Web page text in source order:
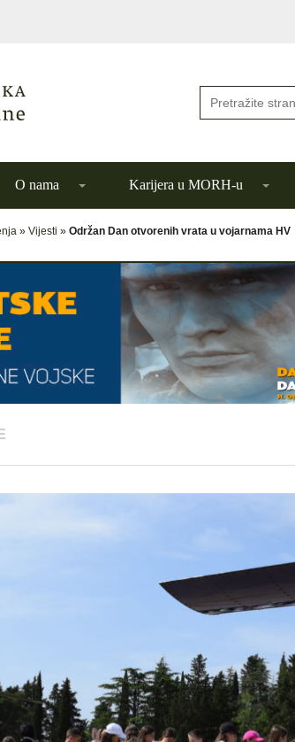
O nama Karijera u MORH-u
» Vijesti » Održan Dan otvorenih vrata u vojarnama HV